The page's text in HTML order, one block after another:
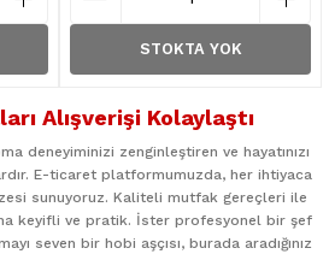
STOKTA YOK
Alışverişi Kolaylaştı
deneyiminizi zenginleştiren ve hayatınızı
E-ticaret platformumuzda, her ihtiyaca
sunuyoruz. Kaliteli mutfak gereçleri ile
keyifli ve pratik. İster profesyonel bir şef
seven bir hobi aşçısı, burada aradığınız